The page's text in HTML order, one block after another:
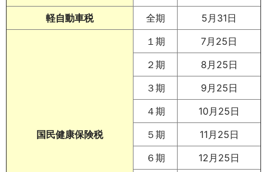
軽自動車税
全期 5月31日
国民健康保険税
１期
7月25日
２期
8月25日
３期
9月25日
４期
10月25日
５期
11月25日
６期
12月25日